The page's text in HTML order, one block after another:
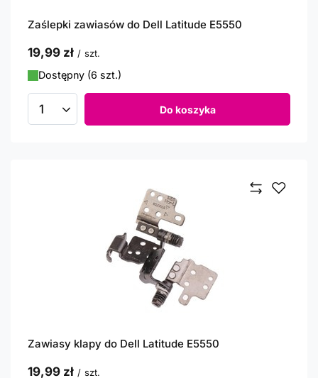
Zaślepki zawiasów do Dell Latitude E5550
19,99 zł / szt.
Dostępny (6 szt.)
Ilość produktów Do koszyka
Zawiasy klapy do Dell Latitude E5550
19,99 zł / szt.